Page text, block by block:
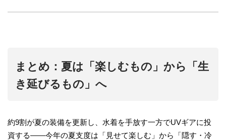
まとめ：夏は「楽しむもの」から「生
き延びるもの」へ
約9割が夏の装備を更新し、水着を手放す一方でUVギアに投
資する——今年の夏支度は「見せて楽しむ」から「隠す・冷